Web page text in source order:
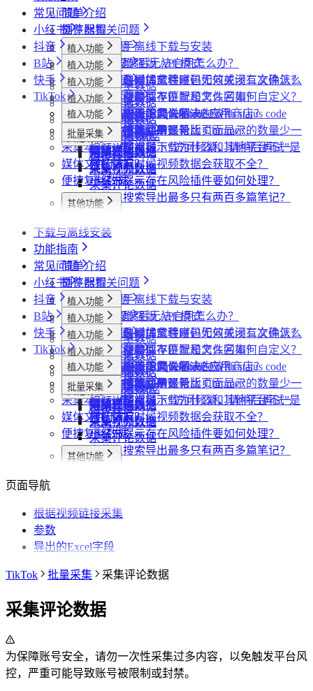
简单介绍
插件配置
飞书同步
数据上报
采集模式
采集历史
账号管理
任务闹钟
采集本页数据
媒体文件下载
便捷复制数据
常见问题
浏览器相关问题
社媒助手离线下载与安装
CRX 安装后无法启用怎么办？
下载插件时提示程序包无效或没有文件怎么
办？
为什么无法访问 Chrome 应用商店？
为什么推荐使用最新版 Chrome？
会员相关问题
什么是增强版 API 模式
什么是自动加载验证码
如何免费获取 VIP
第三方收费下载说明
为什么不能注册账号
下载相关问题
批量下载媒体文件时，如何关闭二次确认？
下载文件的保存位置和文件名如何自定义？
为什么配置的文件名未生效？
飞书相关问题
提示字段类型不匹配是怎么回事？
提示权限不足怎么解决？
小红书相关问题
小红书出现“Request failed with status code
406“是怎么回事？
小红书经常提示“访问频繁，请稍后再试”是
什么情况？
小红书提示存在风险插件要如何处理？
为什么搜索导出最多只有两百多篇笔记？
抖音相关问题
为什么采集到的评论比页面显示的数量少一
些？
为什么有时候视频数据会获取不全？
哔哩哔哩相关问题
哔哩哔哩视频下载为什么和其他平台不一
样？
小红书
植入功能
专辑页
笔记详情页
搜索页
博主详情页
批量采集
采集博主数据
采集评论数据
采集笔记数据
其他功能
链接转换
抖音
植入功能
搜索页
达人详情页
视频详情页
批量采集
采集达人数据
采集视频数据
采集评论数据
其他功能
链接转换
B站
植入功能
搜索页
UP主详情页
视频详情页
批量采集
采集评论数据
采集UP主数据
采集视频数据
其他功能
链接转换
快手
植入功能
达人详情页
搜索页
视频详情页
批量采集
采集达人数据
采集评论数据
采集视频数据
其他功能
链接转换
TikTok
植入功能
达人详情页
视频详情页
批量采集
采集达人数据
采集视频数据
采集评论数据
其他功能
下载与离线安装
功能指南
简单介绍
插件配置
飞书同步
数据上报
采集模式
采集历史
账号管理
任务闹钟
采集本页数据
媒体文件下载
便捷复制数据
常见问题
浏览器相关问题
社媒助手离线下载与安装
CRX 安装后无法启用怎么办？
下载插件时提示程序包无效或没有文件怎么
办？
为什么无法访问 Chrome 应用商店？
为什么推荐使用最新版 Chrome？
会员相关问题
什么是增强版 API 模式
什么是自动加载验证码
如何免费获取 VIP
第三方收费下载说明
为什么不能注册账号
下载相关问题
批量下载媒体文件时，如何关闭二次确认？
下载文件的保存位置和文件名如何自定义？
为什么配置的文件名未生效？
飞书相关问题
提示字段类型不匹配是怎么回事？
提示权限不足怎么解决？
小红书相关问题
小红书出现“Request failed with status code
406“是怎么回事？
小红书经常提示“访问频繁，请稍后再试”是
什么情况？
小红书提示存在风险插件要如何处理？
为什么搜索导出最多只有两百多篇笔记？
抖音相关问题
为什么采集到的评论比页面显示的数量少一
些？
为什么有时候视频数据会获取不全？
哔哩哔哩相关问题
哔哩哔哩视频下载为什么和其他平台不一
样？
小红书
植入功能
专辑页
笔记详情页
搜索页
博主详情页
批量采集
采集博主数据
采集评论数据
采集笔记数据
其他功能
链接转换
抖音
植入功能
搜索页
达人详情页
视频详情页
批量采集
采集达人数据
采集视频数据
采集评论数据
其他功能
链接转换
B站
植入功能
搜索页
UP主详情页
视频详情页
批量采集
采集评论数据
采集UP主数据
采集视频数据
其他功能
链接转换
快手
植入功能
达人详情页
搜索页
视频详情页
批量采集
采集达人数据
采集评论数据
采集视频数据
其他功能
链接转换
TikTok
植入功能
达人详情页
视频详情页
批量采集
采集达人数据
采集视频数据
采集评论数据
其他功能
页面导航
根据视频链接采集
参数
导出的Excel字段
TikTok 批量采集 采集评论数据
采集评论数据
为保障账号安全，请勿一次性采集过多内容，以免触发平台风
控，严重可能导致账号被限制或封禁。